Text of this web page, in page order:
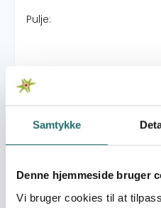
Samtykke
Denne hjemmeside bruger
Vi bruger cookies til at
Pulje:
Indsatsområde:
World goals: